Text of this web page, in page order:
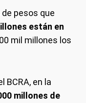
pesos que
están en
mil millones los
BCRA, en la
millones de